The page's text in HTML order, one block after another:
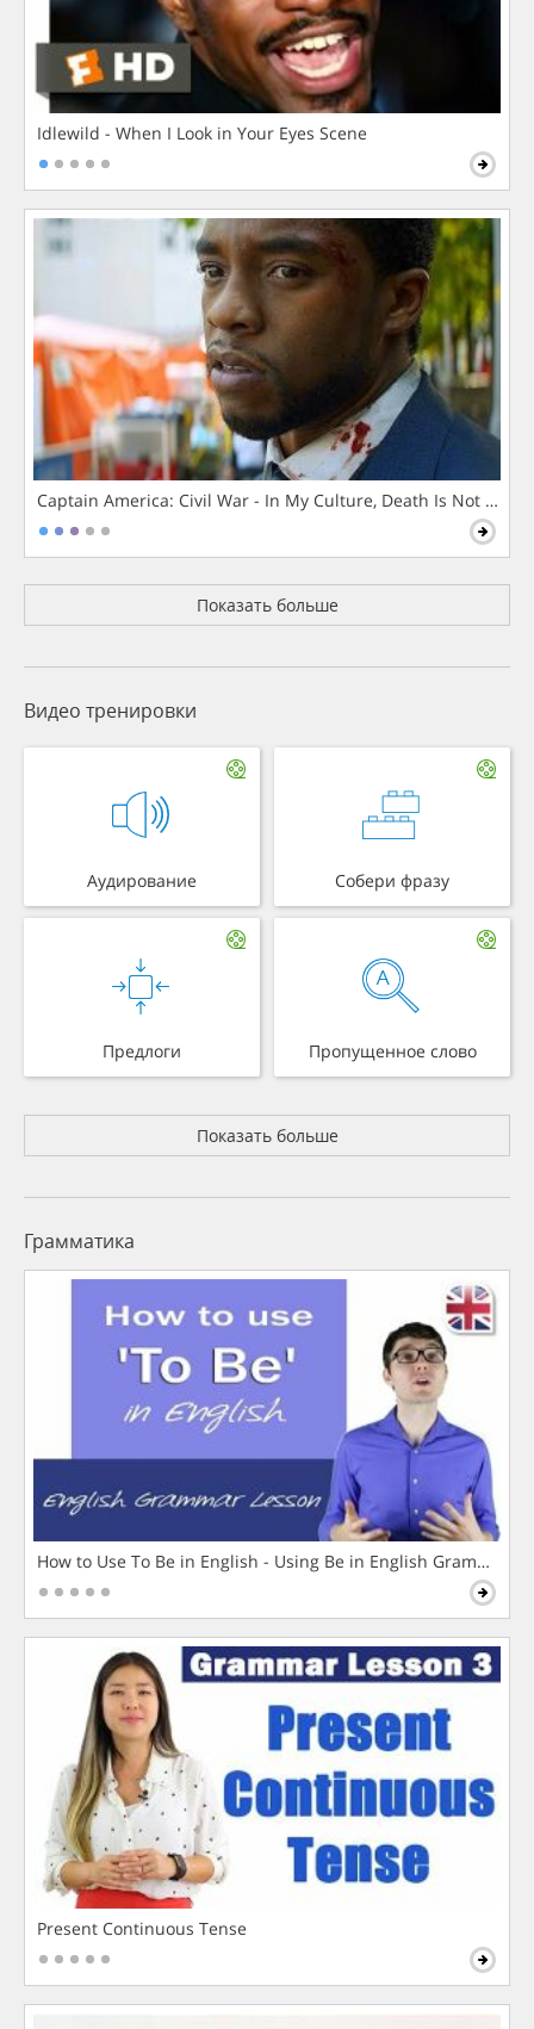
Idlewild - When I Look in Your Eyes Scene
Captain America: Civil War - In My Culture, Death Is Not The
Показать больше
Видео тренировки
Аудирование Собери фразу
Предлоги Пропущенное слово
Показать больше
Грамматика
How to Use To Be in English - Using Be in English Grammar
Present Continuous Tense